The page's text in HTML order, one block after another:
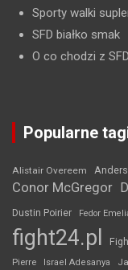
Sporty walki
SFD białko smak
O co chodzi z
Popularne
Alistair Overeem
Conor McGregor
Dustin Poirier Fedor
fight24.pl
Pierre
Israel Adesanya